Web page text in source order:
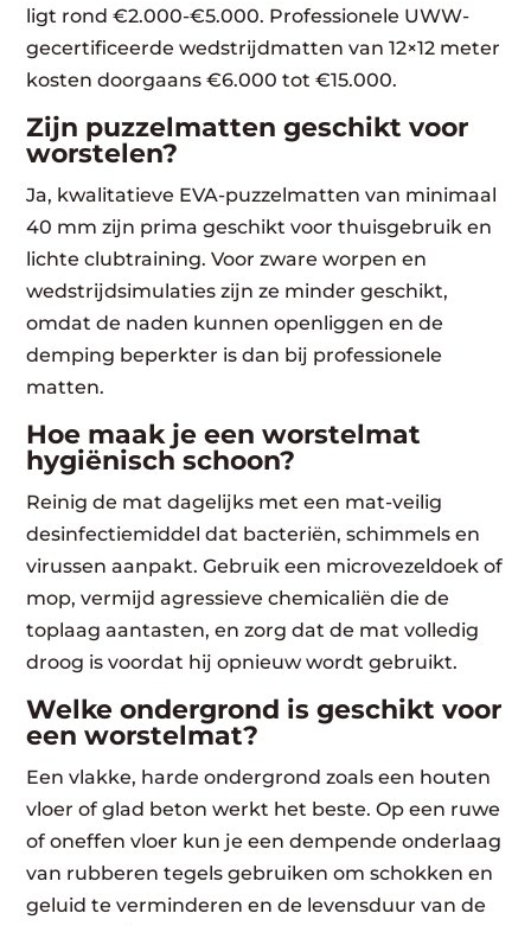
ligt rond €2.000-€5.000. Professionele UWW-
gecertificeerde wedstrijdmatten van 12×12 meter
kosten doorgaans €6.000 tot €15.000.
Zijn puzzelmatten geschikt voor
worstelen?
Ja, kwalitatieve EVA-puzzelmatten van minimaal
40 mm zijn prima geschikt voor thuisgebruik en
lichte clubtraining. Voor zware worpen en
wedstrijdsimulaties zijn ze minder geschikt,
omdat de naden kunnen openliggen en de
demping beperkter is dan bij professionele
matten.
Hoe maak je een worstelmat
hygiënisch schoon?
Reinig de mat dagelijks met een mat-veilig
desinfectiemiddel dat bacteriën, schimmels en
virussen aanpakt. Gebruik een microvezeldoek of
mop, vermijd agressieve chemicaliën die de
toplaag aantasten, en zorg dat de mat volledig
droog is voordat hij opnieuw wordt gebruikt.
Welke ondergrond is geschikt voor
een worstelmat?
Een vlakke, harde ondergrond zoals een houten
vloer of glad beton werkt het beste. Op een ruwe
of oneffen vloer kun je een dempende onderlaag
van rubberen tegels gebruiken om schokken en
geluid te verminderen en de levensduur van de